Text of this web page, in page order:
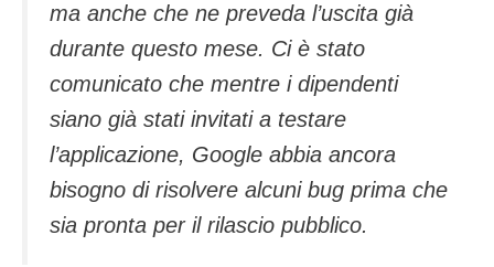
ma anche che ne preveda l’uscita già
durante questo mese. Ci è stato
comunicato che mentre i dipendenti
siano già stati invitati a testare
l’applicazione, Google abbia ancora
bisogno di risolvere alcuni bug prima che
sia pronta per il rilascio pubblico.